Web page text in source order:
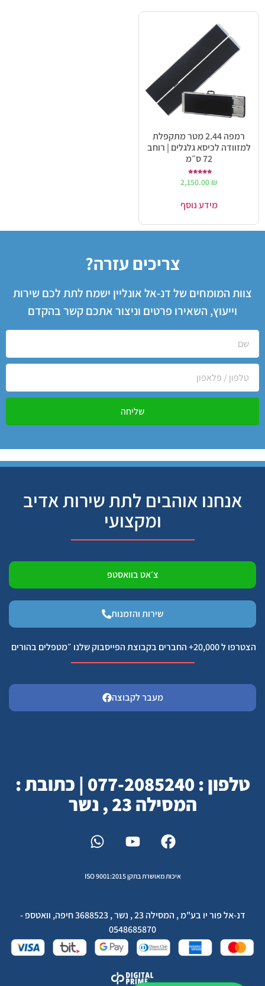
רמפה 2.44 מטר מתקפלת
למזוודה לכיסא גלגלים | רוחב
72 ס״מ
5.00
2,150.00 ₪
מידע נוסף
צריכים עזרה?
צוות המומחים של דנ-אל אונליין ישמח לתת לכם שירות
וייעוץ, השאירו פרטים וניצור אתכם קשר בהקדם
שליחה
אנחנו אוהבים לתת שירות אדיב
ומקצועי
צ׳אט בוואסטפ
שירות והזמנות
הצטרפו ל 20,000+ החברים בקבוצת הפייסבוק שלנו ״מטפלים בהורים
מעבר לקבוצה
טלפון : 077-2085240 | כתובת :
המסילה 23 , נשר
איכות מאושרת בתקן ISO 9001:2015
דנ-אל פור יו בע"מ , המסילה 23 , נשר , 3688523 חיפה, וואטספ -
0548685870